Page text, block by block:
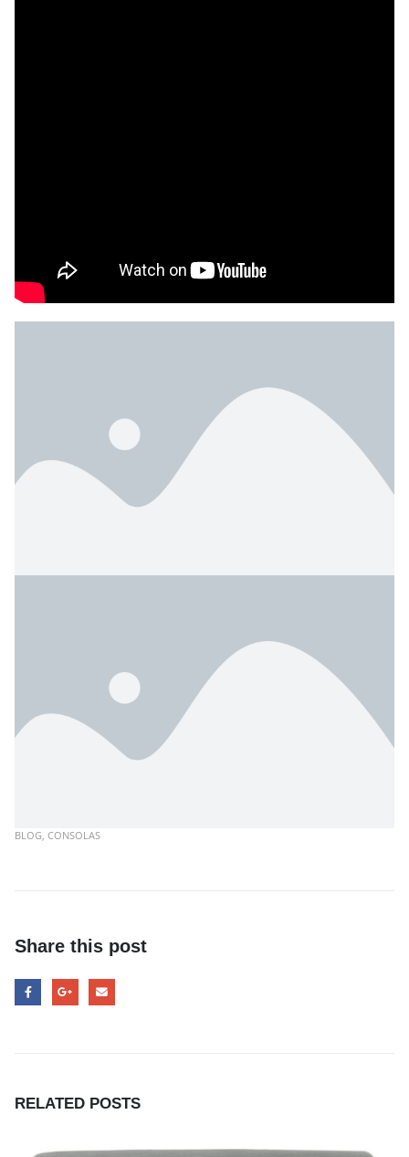
BLOG, CONSOLAS
Share this post
RELATED POSTS
Formas de pago
Condiciones de transporte
Devoluciones y reembolsos
Atención al Cliente